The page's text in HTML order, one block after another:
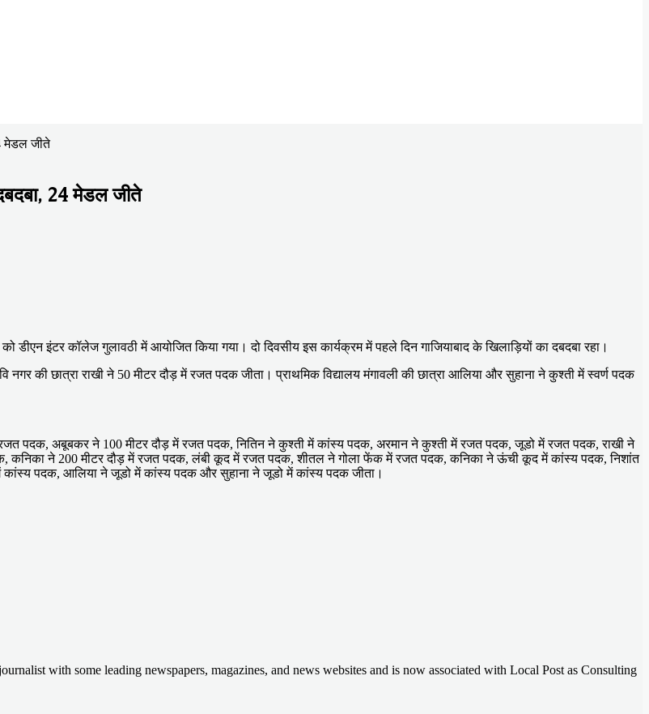
मेडल जीते
24 मेडल जीते
डीएन इंटर कॉलेज गुलावठी में आयोजित किया गया। दो दिवसीय इस कार्यक्रम में पहले दिन गाजियाबाद के खिलाड़ियों का दबदबा रहा।
नगर की छात्रा राखी ने 50 मीटर दौड़ में रजत पदक जीता। प्राथमिक विद्यालय मंगावली की छात्रा आलिया और सुहाना ने कुश्ती में स्वर्ण पदक
पदक, अबूबकर ने 100 मीटर दौड़ में रजत पदक, नितिन ने कुश्ती में कांस्य पदक, अरमान ने कुश्ती में रजत पदक, जूडो में रजत पदक, राखी ने
कनिका ने 200 मीटर दौड़ में रजत पदक, लंबी कूद में रजत पदक, शीतल ने गोला फेंक में रजत पदक, कनिका ने ऊंची कूद में कांस्य पदक, निशांत
पदक, आलिया ने जूडो में कांस्य पदक और सुहाना ने जूडो में कांस्य पदक जीता।
with some leading newspapers, magazines, and news websites and is now associated with Local Post as Consulting